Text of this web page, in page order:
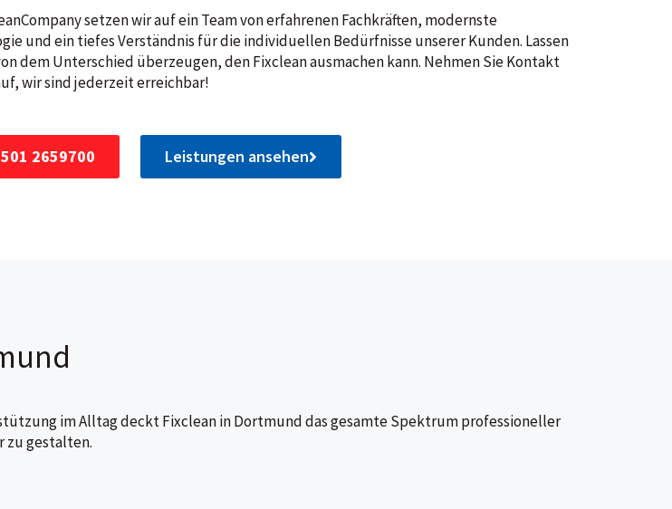
setzen wir auf ein Team von erfahrenen Fachkräften, modernste
und ein tiefes Verständnis für die individuellen Bedürfnisse unserer Kunden. Lassen
dem Unterschied überzeugen, den Fixclean ausmachen kann. Nehmen Sie Kontakt
wir sind jederzeit erreichbar!
2659700 Leistungen ansehen
im Alltag deckt Fixclean in Dortmund das gesamte Spektrum professioneller
zu gestalten.